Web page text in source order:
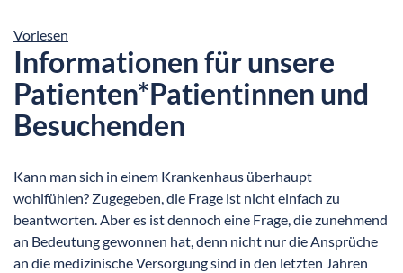
Vorlesen
Informationen für unsere
Patienten*Patientinnen und
Besuchenden
Kann man sich in einem Krankenhaus überhaupt
wohlfühlen? Zugegeben, die Frage ist nicht einfach zu
beantworten. Aber es ist dennoch eine Frage, die zunehmend
an Bedeutung gewonnen hat, denn nicht nur die Ansprüche
an die medizinische Versorgung sind in den letzten Jahren